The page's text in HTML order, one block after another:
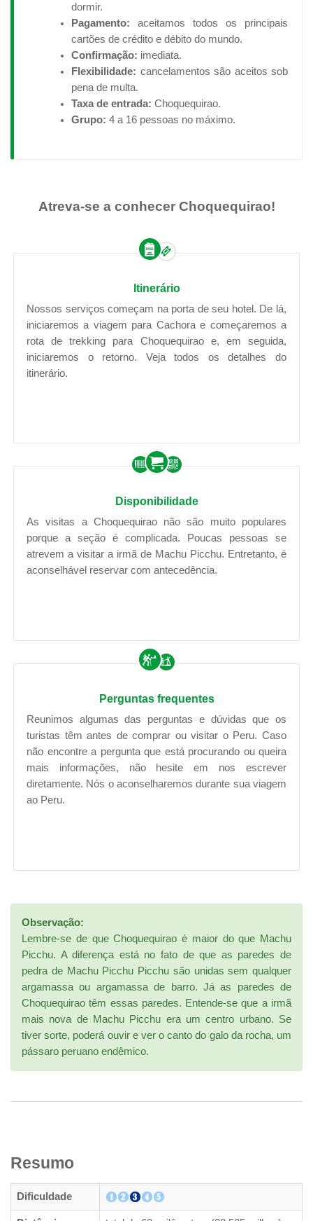
dormir.
Pagamento: aceitamos todos os principais
cartões de crédito e débito do mundo.
Confirmação: imediata.
Flexibilidade: cancelamentos são aceitos sob
pena de multa.
Taxa de entrada: Choquequirao.
Grupo: 4 a 16 pessoas no máximo.
Atreva-se a conhecer Choquequirao!
Itinerário
Nossos serviços começam na porta de seu hotel. De lá,
iniciaremos a viagem para Cachora e começaremos a
rota de trekking para Choquequirao e, em seguida,
iniciaremos o retorno. Veja todos os detalhes do
itinerário.
Disponibilidade
As visitas a Choquequirao não são muito populares
porque a seção é complicada. Poucas pessoas se
atrevem a visitar a irmã de Machu Picchu. Entretanto, é
aconselhável reservar com antecedência.
Perguntas frequentes
Reunimos algumas das perguntas e dúvidas que os
turistas têm antes de comprar ou visitar o Peru. Caso
não encontre a pergunta que está procurando ou queira
mais informações, não hesite em nos escrever
diretamente. Nós o aconselharemos durante sua viagem
ao Peru.
Observação:
Lembre-se de que Choquequirao é maior do que Machu
Picchu. A diferença está no fato de que as paredes de
pedra de Machu Picchu Picchu são unidas sem qualquer
argamassa ou argamassa de barro. Já as paredes de
Choquequirao têm essas paredes. Entende-se que a irmã
mais nova de Machu Picchu era um centro urbano. Se
tiver sorte, poderá ouvir e ver o canto do galo da rocha, um
pássaro peruano endêmico.
Resumo
Dificuldade